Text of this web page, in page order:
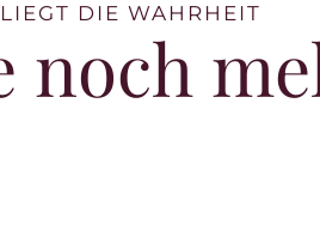
DIE WAHRHEIT
noch